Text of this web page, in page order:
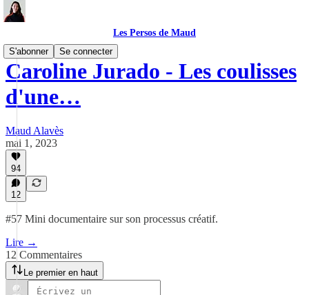
Les Persos de Maud
S'abonner
Se connecter
Caroline Jurado - Les coulisses
d'une…
Maud Alavès
mai 1, 2023
94
12
#57 Mini documentaire sur son processus créatif.
Lire →
12 Commentaires
Le premier en haut